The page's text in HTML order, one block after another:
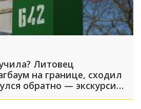
Литовец
на границе, сходил
обратно — экскурсия